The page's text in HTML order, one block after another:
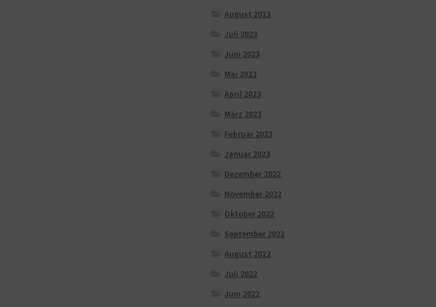
August 2023
Juli 2023
Juni 2023
Mai 2023
April 2023
März 2023
Februar 2023
Januar 2023
Dezember 2022
November 2022
Oktober 2022
September 2022
August 2022
Juli 2022
Juni 2022